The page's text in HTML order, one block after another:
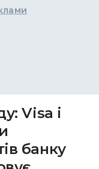
Visa і
банку